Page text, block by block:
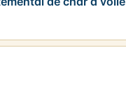
SIMPLE